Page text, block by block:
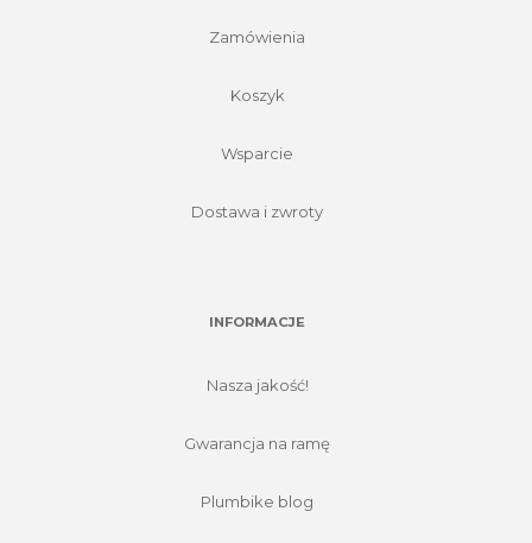
Zamówienia
Koszyk
Wsparcie
Dostawa i zwroty
INFORMACJE
Nasza jakość!
Gwarancja na ramę
Plumbike blog